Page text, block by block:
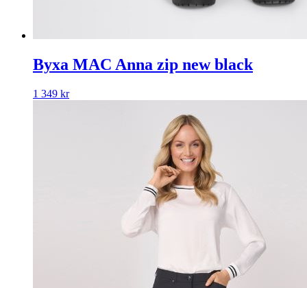
Byxa MAC Anna zip new black
1 349 kr